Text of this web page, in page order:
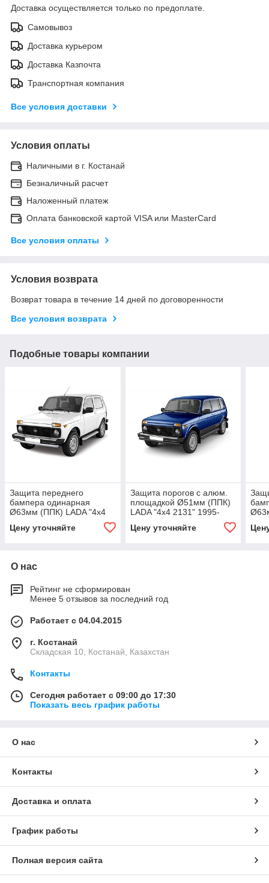
Доставка осуществляется только по предоплате.
Самовывоз
Доставка курьером
Доставка Казпочта
Транспортная компания
Все условия доставки
Условия оплаты
Наличными в г. Костанай
Безналичный расчет
Наложенный платеж
Оплата банковской картой VISA или MasterCard
Все условия оплаты
Условия возврата
Возврат товара в течение 14 дней по договоренности
Все условия возврата
Подобные товары компании
Защита переднего
бампера одинарная
Ø63мм (ППК) LADA "4х4
Цену уточняйте
Защита порогов с алюм.
площадкой Ø51мм (ППК)
LADA "4х4 2131" 1995-
Цену уточняйте
О нас
Рейтинг не сформирован
Менее 5 отзывов за последний год
Работает с 04.04.2015
г. Костанай
Складская 10, Костанай, Казахстан
Контакты
Сегодня работает с 09:00 до 17:30
Показать весь график работы
О нас
Контакты
Доставка и оплата
График работы
Полная версия сайта